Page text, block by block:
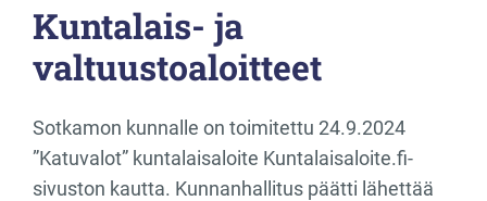
Kuntalais- ja
valtuustoaloitteet
Sotkamon kunnalle on toimitettu 24.9.2024
”Katuvalot” kuntalaisaloite Kuntalaisaloite.fi-
sivuston kautta. Kunnanhallitus päätti lähettää